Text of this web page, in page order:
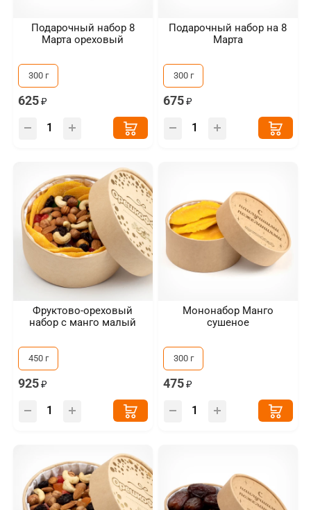
Подарочный набор 8
Марта ореховый
300 г
625
Подарочный набор на 8
Марта
300 г
675
Фруктово-ореховый
набор с манго малый
450 г
925
Мононабор Манго
сушеное
300 г
475